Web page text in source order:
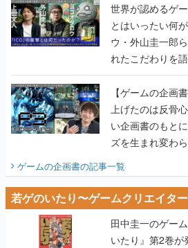
世界が認めるゲ
とはいったい何
ウ・外山圭一郎
れたこだわりを
画書】
【ゲームの企画
上げたのは反骨
い企画書のもと
ズを生まれ変わ
ゲームの企画書の記事一覧
若ゲのいたり〜ゲームクリエイタ
田中圭一のゲー
いたり』第2巻